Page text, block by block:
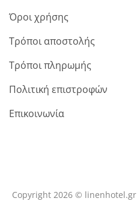
Όροι χρήσης
Τρόποι αποστολής
Τρόποι πληρωμής
Πολιτική επιστροφών
Επικοινωνία
Copyright 2026 © linenhotel.gr